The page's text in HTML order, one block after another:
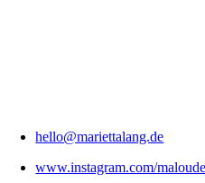
hello@mariettalang.de
www.instagram.com/